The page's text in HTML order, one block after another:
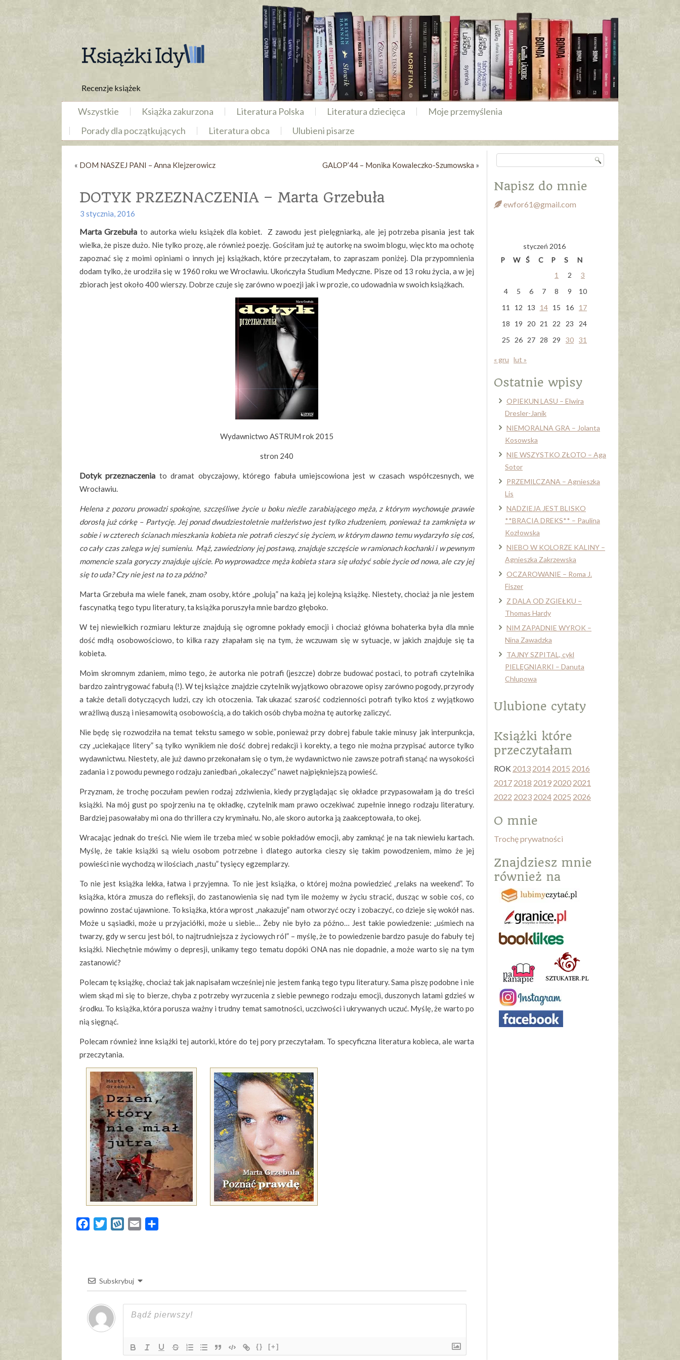
Recenzje książek
Wszystkie Książka zakurzona Literatura Polska Literatura dziecięca
Moje przemyślenia
Porady dla początkujących
Literatura obca Ulubieni pisarze
« DOM NASZEJ PANI – Anna Klejzerowicz GALOP’44 – Monika Kowaleczko-Szumowska »
DOTYK PRZEZNACZENIA – Marta Grzebuła
3 stycznia, 2016
Marta Grzebuła to autorka wielu książek dla kobiet. Z zawodu jest pielęgniarką, ale jej potrzeba pisania jest tak
wielka, że pisze dużo. Nie tylko prozę, ale również poezję. Gościłam już tę autorkę na swoim blogu, więc kto ma ochotę
zapoznać się z moimi opiniami o innych jej książkach, które przeczytałam, to zapraszam poniżej. Dla przypomnienia
dodam tylko, że urodziła się w 1960 roku we Wrocławiu. Ukończyła Studium Medyczne. Pisze od 13 roku życia, a w jej
zbiorach jest około 400 wierszy. Dobrze czuje się zarówno w poezji jak i w prozie, co udowadnia w swoich książkach.
Wydawnictwo ASTRUM rok 2015
stron 240
Dotyk przeznaczenia to dramat obyczajowy, którego fabuła umiejscowiona jest w czasach współczesnych, we
Wrocławiu.
Helena z pozoru prowadzi spokojne, szczęśliwe życie u boku nieźle zarabiającego męża, z którym wychowuje prawie
dorosłą już córkę – Partycję. Jej ponad dwudziestoletnie małżeństwo jest tylko złudzeniem, ponieważ ta zamknięta w
sobie i w czterech ścianach mieszkania kobieta nie potrafi cieszyć się życiem, w którym dawno temu wydarzyło się coś,
co cały czas zalega w jej sumieniu. Mąż, zawiedziony jej postawą, znajduje szczęście w ramionach kochanki i w pewnym
momencie szala goryczy znajduje ujście. Po wyprowadzce męża kobieta stara się ułożyć sobie życie od nowa, ale czy jej
się to uda? Czy nie jest na to za późno?
Marta Grzebuła ma wiele fanek, znam osoby, które „polują” na każą jej kolejną książkę. Niestety, chociaż ja nie jestem
fascynatką tego typu literatury, ta książka poruszyła mnie bardzo głęboko.
W tej niewielkich rozmiaru lekturze znajdują się ogromne pokłady emocji i chociaż główna bohaterka była dla mnie
dość mdłą osobowościowo, to kilka razy złapałam się na tym, że wczuwam się w sytuacje, w jakich znajduje się ta
kobieta.
Moim skromnym zdaniem, mimo tego, że autorka nie potrafi (jeszcze) dobrze budować postaci, to potrafi czytelnika
bardzo zaintrygować fabułą (!). W tej książce znajdzie czytelnik wyjątkowo obrazowe opisy zarówno pogody, przyrody
a także detali dotyczących ludzi, czy ich otoczenia. Tak ukazać szarość codzienności potrafi tylko ktoś z wyjątkowo
wrażliwą duszą i niesamowitą osobowością, a do takich osób chyba można tę autorkę zaliczyć.
Nie będę się rozwodziła na temat tekstu samego w sobie, ponieważ przy dobrej fabule takie minusy jak interpunkcja,
czy „uciekające litery” są tylko wynikiem nie dość dobrej redakcji i korekty, a tego nie można przypisać autorce tylko
wydawnictwu. Niestety, ale już dawno przekonałam się o tym, że wydawnictwo nie zawsze potrafi stanąć na wysokości
zadania i z powodu pewnego rodzaju zaniedbań „okaleczyć” nawet najpiękniejszą powieść.
Przyznam, że trochę poczułam pewien rodzaj zdziwienia, kiedy przyglądając się okładce przypasowałam ją do treści
książki. Na mój gust po spojrzeniu na tę okładkę, czytelnik mam prawo oczekiwać zupełnie innego rodzaju literatury.
Bardziej pasowałaby mi ona do thrillera czy kryminału. No, ale skoro autorka ją zaakceptowała, to okej.
Wracając jednak do treści. Nie wiem ile trzeba mieć w sobie pokładów emocji, aby zamknąć je na tak niewielu kartach.
Myślę, że takie książki są wielu osobom potrzebne i dlatego autorka cieszy się takim powodzeniem, mimo że jej
powieści nie wychodzą w ilościach „nastu” tysięcy egzemplarzy.
To nie jest książka lekka, łatwa i przyjemna. To nie jest książka, o której można powiedzieć „relaks na weekend”. To
książka, która zmusza do refleksji, do zastanowienia się nad tym ile możemy w życiu stracić, dusząc w sobie coś, co
powinno zostać ujawnione. To książka, która wprost „nakazuje” nam otworzyć oczy i zobaczyć, co dzieje się wokół nas.
Może u sąsiadki, może u przyjaciółki, może u siebie… Żeby nie było za późno… Jest takie powiedzenie: „uśmiech na
twarzy, gdy w sercu jest ból, to najtrudniejsza z życiowych ról” – myślę, że to powiedzenie bardzo pasuje do fabuły tej
książki. Niechętnie mówimy o depresji, unikamy tego tematu dopóki ONA nas nie dopadnie, a może warto się na tym
zastanowić?
Polecam tę książkę, chociaż tak jak napisałam wcześniej nie jestem fanką tego typu literatury. Sama piszę podobne i nie
wiem skąd mi się to bierze, chyba z potrzeby wyrzucenia z siebie pewnego rodzaju emocji, duszonych latami gdzieś w
środku. To książka, która porusza ważny i trudny temat samotności, uczciwości i ukrywanych uczuć. Myślę, że warto po
nią sięgnąć.
Polecam również inne książki tej autorki, które do tej pory przeczytałam. To specyficzna literatura kobieca, ale warta
przeczytania.
FacebookTwitterWykopEmail
Subskrybuj
{} [+]
Napisz do mnie
ewfor61@gmail.com
styczeń 2016
P
W Ś C P S
N
1
2
3
4
5 6 7 8 9
10
11
12 13 14 15 16
17
18
19 20 21 22 23
24
25
26 27 28 29 30 31
« gru lut »
Ostatnie wpisy
OPIEKUN LASU – Elwira
Dresler-Janik
NIEMORALNA GRA – Jolanta
Kosowska
NIE WSZYSTKO ZŁOTO – Aga
Sotor
PRZEMILCZANA – Agnieszka
Lis
NADZIEJA JEST BLISKO
**BRACIA DREKS** – Paulina
Kozłowska
NIEBO W KOLORZE KALINY –
Agnieszka Zakrzewska
OCZAROWANIE – Roma J.
Fiszer
Z DALA OD ZGIEŁKU –
Thomas Hardy
NIM ZAPADNIE WYROK –
Nina Zawadzka
TAJNY SZPITAL, cykl
PIELĘGNIARKI – Danuta
Chlupowa
Ulubione cytaty
Książki które
przeczytałam
ROK 2013 2014 2015 2016
2017 2018 2019 2020 2021
2022 2023 2024 2025 2026
O mnie
Trochę prywatności
Znajdziesz mnie
również na